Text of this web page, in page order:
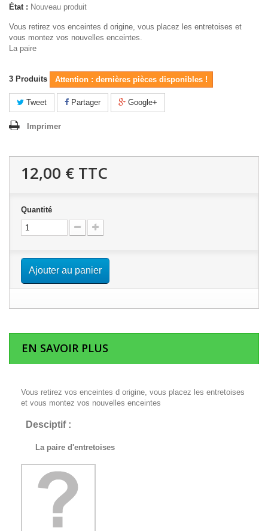
État : Nouveau produit
Vous retirez vos enceintes d origine, vous placez les entretoises et
vous montez vos nouvelles enceintes.
La paire
3 Produits Attention : dernières pièces disponibles !
Tweet Partager Google+
Imprimer
12,00 € TTC
Quantité
Ajouter au panier
EN SAVOIR PLUS
Vous retirez vos enceintes d origine, vous placez les entretoises
et vous montez vos nouvelles enceintes
Desciptif :
La paire d'entretoises